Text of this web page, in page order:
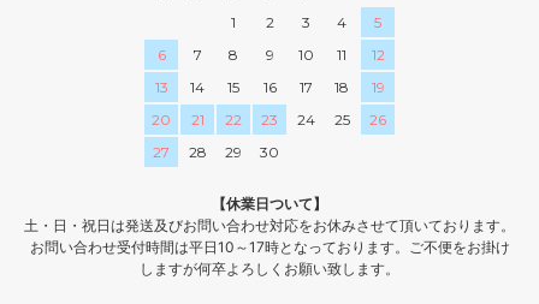
1
2 3 4
5
6
7 8 9 10 11
12
13
14 15 16 17 18
19
20
21 22 23 24 25
26
27
28 29 30
【休業日ついて】
土・日・祝日は発送及びお問い合わせ対応をお休みさせて頂いております。
お問い合わせ受付時間は平日10～17時となっております。ご不便をお掛け
しますが何卒よろしくお願い致します。